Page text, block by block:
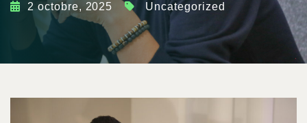
2 octobre, 2025 Uncategorized